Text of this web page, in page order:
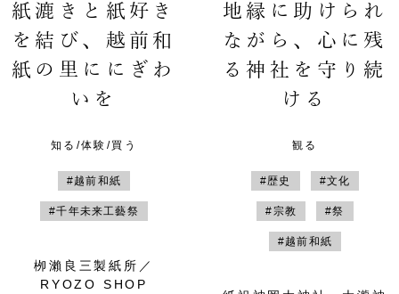
紙漉きと紙好き
を結び、越前和
紙の里ににぎわ
いを
知る/体験/買う
#越前和紙
#千年未来工藝祭
栁瀨良三製紙所／
RYOZO SHOP
地縁に助けられ
ながら、心に残
る神社を守り続
ける
観る
#歴史 #文化
#宗教 #祭
#越前和紙